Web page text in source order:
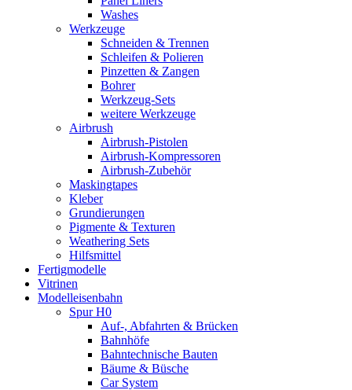
Washes
Werkzeuge
Schneiden & Trennen
Schleifen & Polieren
Pinzetten & Zangen
Bohrer
Werkzeug-Sets
weitere Werkzeuge
Airbrush
Airbrush-Pistolen
Airbrush-Kompressoren
Airbrush-Zubehör
Maskingtapes
Kleber
Grundierungen
Pigmente & Texturen
Weathering Sets
Hilfsmittel
Fertigmodelle
Vitrinen
Modelleisenbahn
Spur H0
Auf-, Abfahrten & Brücken
Bahnhöfe
Bahntechnische Bauten
Bäume & Büsche
Car System